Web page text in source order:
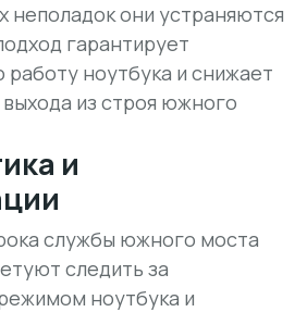
неполадок они устраняются
гарантирует
ноутбука и снижает
из строя южного
и
службы южного моста
следить за
ноутбука и